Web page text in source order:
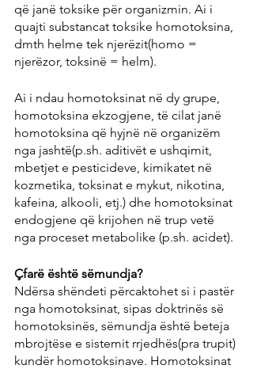
që janë toksike për organizmin. Ai i
quajti substancat toksike homotoksina,
dmth helme tek njerëzit(homo =
njerëzor, toksinë = helm).
Ai i ndau homotoksinat në dy grupe,
homotoksina ekzogjene, të cilat janë
homotoksina që hyjnë në organizëm
nga jashtë(p.sh. aditivët e ushqimit,
mbetjet e pesticideve, kimikatet në
kozmetika, toksinat e mykut, nikotina,
kafeina, alkooli, etj.) dhe homotoksinat
endogjene që krijohen në trup vetë
nga proceset metabolike (p.sh. acidet).
Çfarë është sëmundja?
Ndërsa shëndeti përcaktohet si i pastër
nga homotoksinat, sipas doktrinës së
homotoksinës, sëmundja është beteja
mbrojtëse e sistemit rrjedhës(pra trupit)
kundër homotoksinave. Homotoksinat